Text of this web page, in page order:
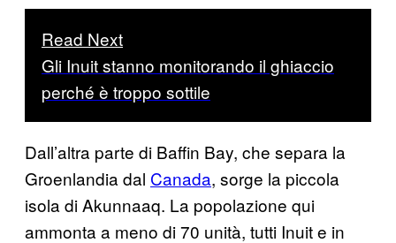
Read Next
Gli Inuit stanno monitorando il ghiaccio
perché è troppo sottile
Dall’altra parte di Baffin Bay, che separa la
Groenlandia dal Canada, sorge la piccola
isola di Akunnaaq. La popolazione qui
ammonta a meno di 70 unità, tutti Inuit e in